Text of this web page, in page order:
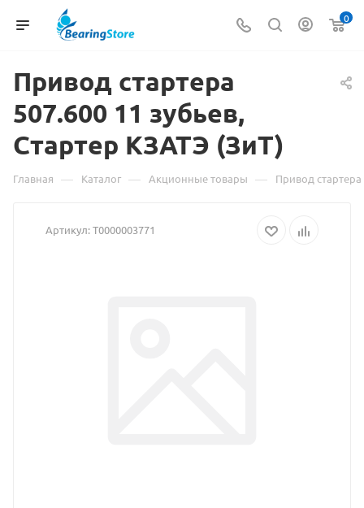
0
Привод Материал
о
товаре
Привод
507.600
стартера
507.600 11 зубьев,
Стартер КЗАТЭ (ЗиТ)
Главная — Каталог — Акционные товары — Привод стартера
Артикул:Т0000003771